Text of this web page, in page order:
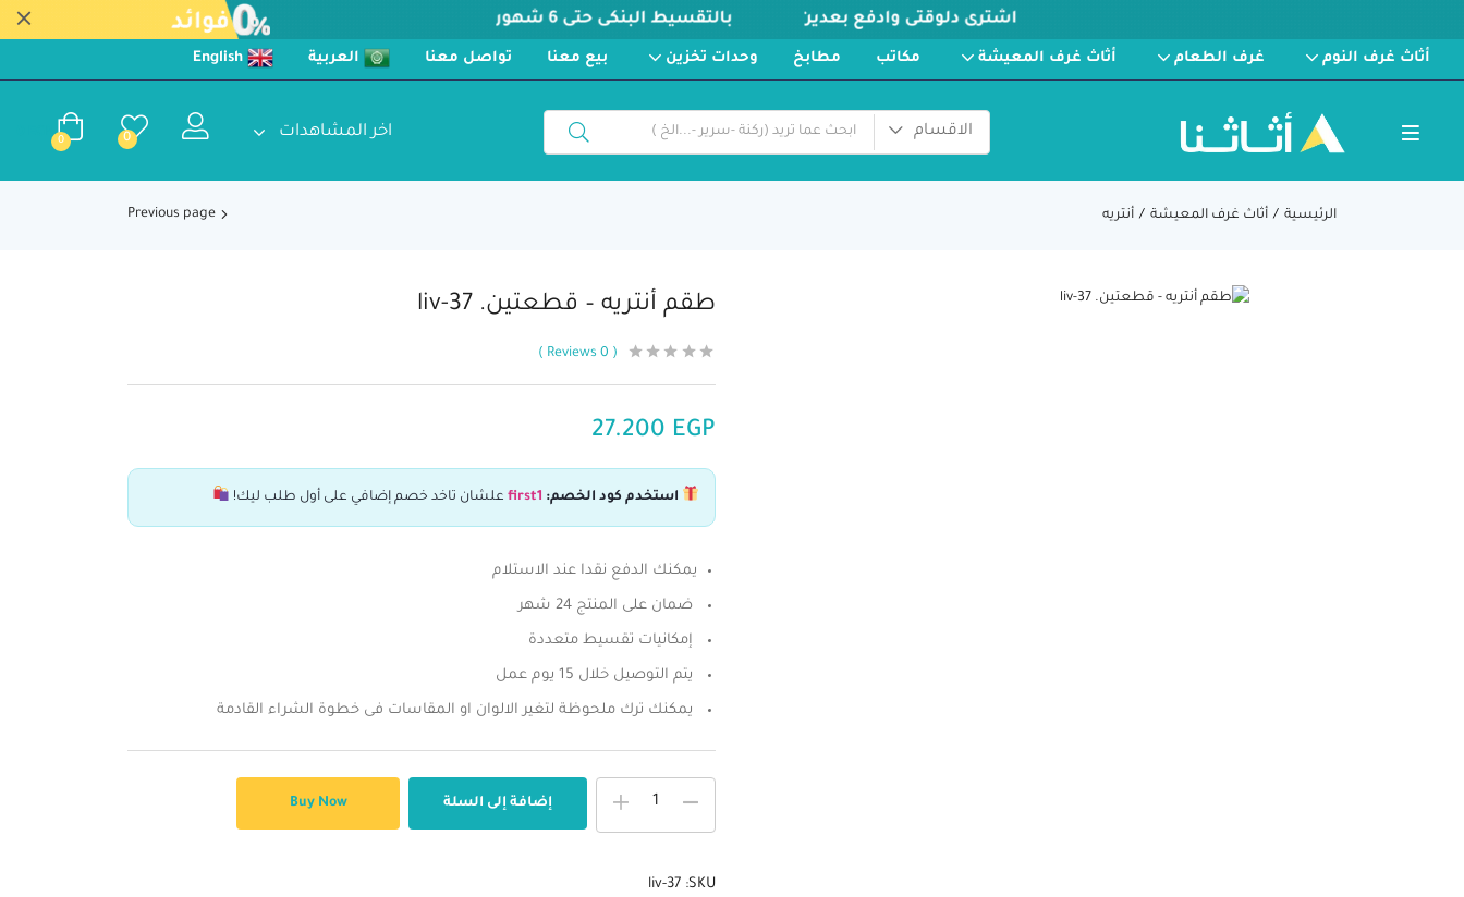
أثاث غرف النوم غرف الطعام أثاث غرف المعيشة مكاتب مطابخ وحدات تخزين بيع معنا تواصل معنا العربية English
الاقسام اخر المشاهدات 0
0
الرئيسية أثاث غرف المعيشة أنتريه Previous page
طقم أنتريه – قطعتين. liv-37
0
27.200 EGP
استخدم كود الخصم: first1علشان تاخد خصم إضافي على أول طلب ليك!
يمكنك الدفع نقدا عند الاستلام
ضمان على المنتج 24 شهر
إمكانيات تقسيط متعددة
يتم التوصيل خلال 15 يوم عمل
يمكنك ترك ملحوظة لتغير الالوان او المقاسات فى خطوة الشراء القادمة
إضافة إلى السلة Buy Now
SKU:
liv-37